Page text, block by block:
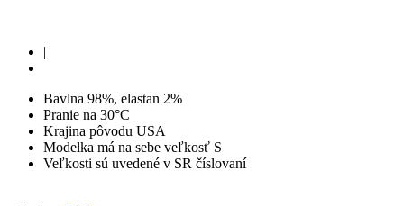
|
Bavlna 98%, elastan 2%
Pranie na 30°C
Krajina pôvodu USA
Modelka má na sebe veľkosť S
Veľkosti sú uvedené v SR číslovaní